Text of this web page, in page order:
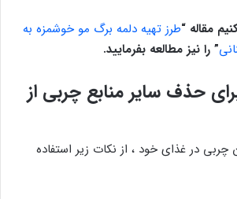
مقاله “طرز تهیه دلمه برگ مو خوشمزه به
” را نیز مطالعه بفرمایید.
حذف سایر منابع چربی از
در غذای خود ، از نکات زیر استفاده